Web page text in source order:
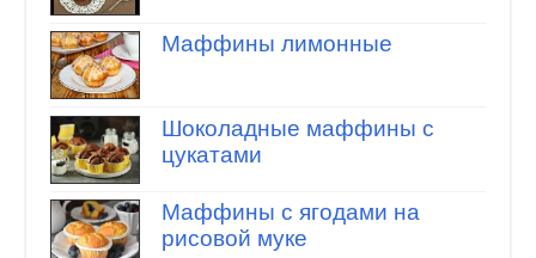
Маффины лимонные
Шоколадные маффины с
цукатами
Маффины с ягодами на
рисовой муке